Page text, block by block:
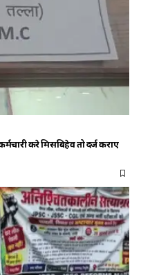
करे मिसबिहेव तो दर्ज कराए